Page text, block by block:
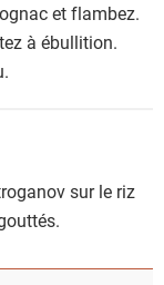
et flambez.
à ébullition.
sur le riz